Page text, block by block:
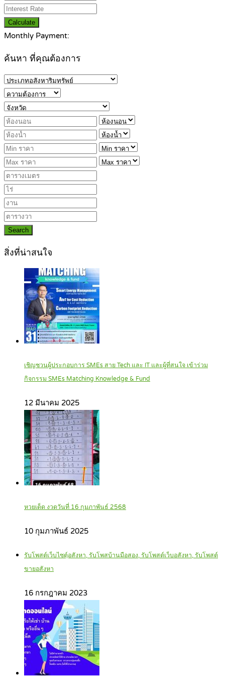
Calculate
Monthly Payment:
ค้นหา ที่คุณต้องการ
Search
สิ่งที่น่าสนใจ
เชิญชวนผู้ประกอบการ SMEs สาย Tech และ IT และผู้ที่สนใจ เข้าร่วม
กิจกรรม SMEs Matching Knowledge & Fund
12 มีนาคม 2025
หวยเด็ด งวดวันที่ 16 กุมภาพันธ์ 2568
10 กุมภาพันธ์ 2025
รับโพสต์เว็บไซตฺ์อสังหา, รับโพสบ้านมือสอง, รับโพสต์เว็บอสังหา, รับโพสต์
ขายอสังหา
16 กรกฎาคม 2023